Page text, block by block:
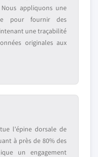
appliquons une
pour fournir des
une traçabilité
originales aux
l'épine dorsale de
à près de 80% des
un engagement